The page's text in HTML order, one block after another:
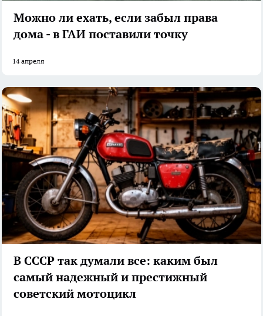
Можно ли ехать, если забыл права
дома - в ГАИ поставили точку
14 апреля
В СССР так думали все: каким был
самый надежный и престижный
советский мотоцикл